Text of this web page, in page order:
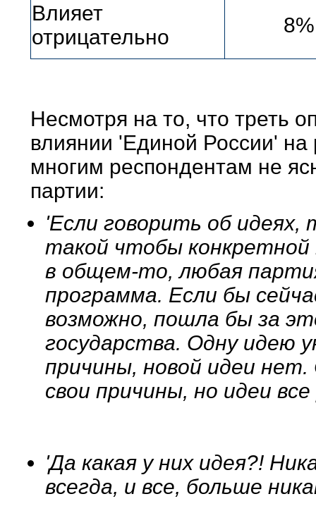
Влияет
отрицательно
8%
Несмотря на то, что треть
влиянии 'Единой России' на
многим респондентам не
партии:
'Если говорить об
такой чтобы
в общем-то, любая
программа. Если бы
возможно, пошла бы за
государства. Одну идею
причины, новой идеи
свои причины, но идеи
'Да какая у них идея?!
всегда, и все, больше